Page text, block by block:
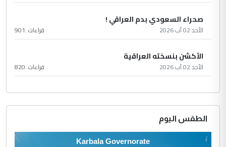
صحراء السعودي بدم العراقي !
الأحد 02 آب 2026 قراءات :901
الأكشن بنسخته العراقية
الأحد 02 آب 2026 قراءات :820
الطقس اليوم
Karbala Governorate